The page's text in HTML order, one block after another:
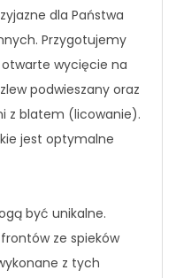
dla Państwa
Przygotujemy
wycięcie na
podwieszany oraz
z blatem (licowanie).
jest optymalne
być unikalne.
ze spieków
z tych